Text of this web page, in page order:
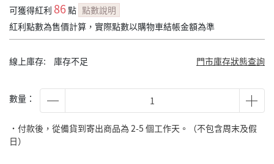
可獲得紅利 86點 點數說明
紅利點數為售價計算，實際點數以購物車結帳金額為準
線上庫存: 庫存不足 門市庫存狀態查詢
數量：
˙付款後，從備貨到寄出商品為 2-5 個工作天。（不包含周末及假
日）